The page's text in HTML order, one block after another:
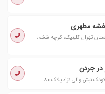
مطهری
تهران کلینیک، کوچه ششم،
در جردن
نبش والی نژاد پلاک ۸۰